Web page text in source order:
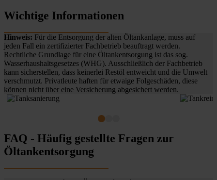
Wichtige Informationen
Hinweis: Für die Entsorgung der alten Öltankanlage, muss auf
jeden Fall ein zertifizierter Fachbetrieb beauftragt werden.
Rechtliche Grundlage für eine Öltankentsorgung ist das sog.
Wasserhaushaltsgesetzes (WHG). Ausschließlich der Fachbetrieb
kann sicherstellen, dass keinerlei Restöl entweicht und die Umwelt
verschmutzt. Privatleute haften für etwaige Folgeschäden, diese
können nicht über eine Versicherung abgesichert werden.
FAQ - Häufig gestellte Fragen zur
Öltankentsorgung